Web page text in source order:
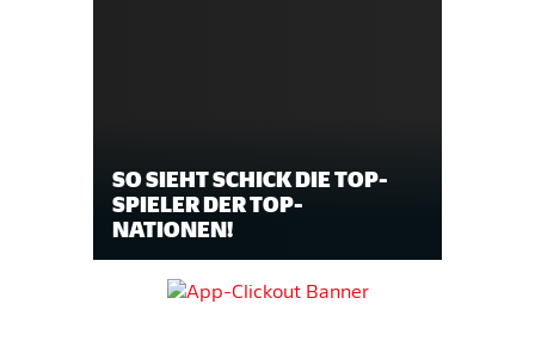
SO SIEHT SCHICK DIE TOP-
SPIELER DER TOP-
NATIONEN!